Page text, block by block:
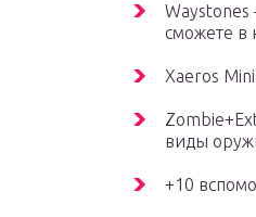
сможете в
Xaeros
виды
+10